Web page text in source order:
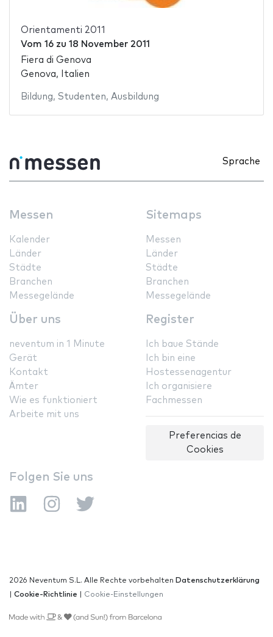
Orientamenti 2011
Vom 16zu 18 November 2011
Fiera di Genova
Genova, Italien
Bildung, Studenten, Ausbildung
Sprache
Messen
Kalender
Länder
Städte
Branchen
Messegelände
Sitemaps
Messen
Länder
Städte
Branchen
Messegelände
Über uns
neventum in 1 Minute
Gerät
Kontakt
Ämter
Wie es funktioniert
Arbeite mit uns
Register
Ich baue Stände
Ich bin eine
Hostessenagentur
Ich organisiere
Fachmessen
Preferencias de
Cookies
Folgen Sie uns
2026 Neventum S.L. Alle Rechte vorbehalten Datenschutzerklärung
Cookie-Richtlinie Cookie-Einstellungen